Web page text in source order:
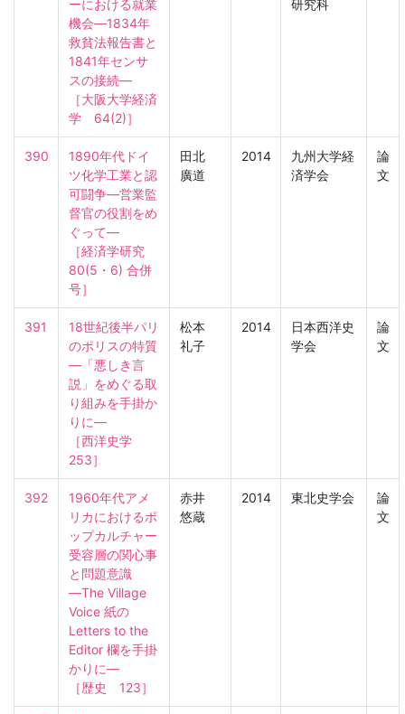
ーにおける就業
機会―1834年
救貧法報告書と
1841年センサ
スの接続―
［大阪大学経済
学　64(2)］
研究科
390
1890年代ドイ
ツ化学工業と認
可闘争―営業監
督官の役割をめ
ぐって―
［経済学研究
80(5・6) 合併
号］
田北
廣道
2014
九州大学経
済学会
論
文
391
18世紀後半パリ
のポリスの特質
―「悪しき言
説」をめぐる取
り組みを手掛か
りに―
［西洋史学
253］
松本
礼子
2014
日本西洋史
学会
論
文
392
1960年代アメ
リカにおけるポ
ップカルチャー
受容層の関心事
と問題意識
―The Village
Voice 紙の
Letters to the
Editor 欄を手掛
かりに―
［歴史　123］
赤井
悠蔵
2014 東北史学会
論
文